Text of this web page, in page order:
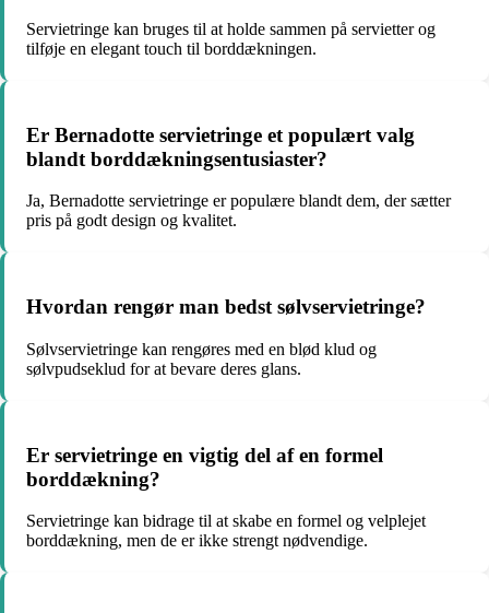
Servietringe kan bruges til at holde sammen på servietter og
tilføje en elegant touch til borddækningen.
Er Bernadotte servietringe et populært valg
blandt borddækningsentusiaster?
Ja, Bernadotte servietringe er populære blandt dem, der sætter
pris på godt design og kvalitet.
Hvordan rengør man bedst sølvservietringe?
Sølvservietringe kan rengøres med en blød klud og
sølvpudseklud for at bevare deres glans.
Er servietringe en vigtig del af en formel
borddækning?
Servietringe kan bidrage til at skabe en formel og velplejet
borddækning, men de er ikke strengt nødvendige.